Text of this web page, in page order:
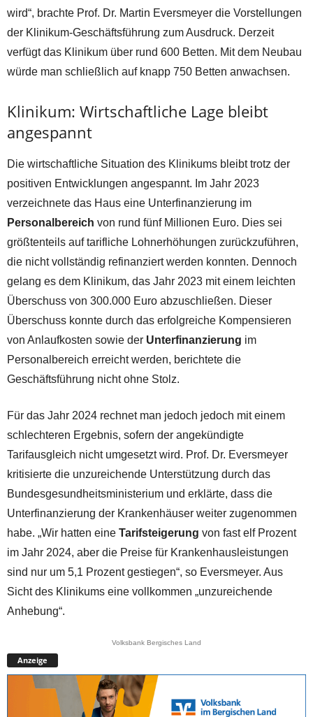
wird“, brachte Prof. Dr. Martin Eversmeyer die Vorstellungen
der Klinikum-Geschäftsführung zum Ausdruck. Derzeit
verfügt das Klinikum über rund 600 Betten. Mit dem Neubau
würde man schließlich auf knapp 750 Betten anwachsen.
Klinikum: Wirtschaftliche Lage bleibt
angespannt
Die wirtschaftliche Situation des Klinikums bleibt trotz der
positiven Entwicklungen angespannt. Im Jahr 2023
verzeichnete das Haus eine Unterfinanzierung im
Personalbereich von rund fünf Millionen Euro. Dies sei
größtenteils auf tarifliche Lohnerhöhungen zurückzuführen,
die nicht vollständig refinanziert werden konnten. Dennoch
gelang es dem Klinikum, das Jahr 2023 mit einem leichten
Überschuss von 300.000 Euro abzuschließen. Dieser
Überschuss konnte durch das erfolgreiche Kompensieren
von Anlaufkosten sowie der Unterfinanzierung im
Personalbereich erreicht werden, berichtete die
Geschäftsführung nicht ohne Stolz.
Für das Jahr 2024 rechnet man jedoch jedoch mit einem
schlechteren Ergebnis, sofern der angekündigte
Tarifausgleich nicht umgesetzt wird. Prof. Dr. Eversmeyer
kritisierte die unzureichende Unterstützung durch das
Bundesgesundheitsministerium und erklärte, dass die
Unterfinanzierung der Krankenhäuser weiter zugenommen
habe. „Wir hatten eine Tarifsteigerung von fast elf Prozent
im Jahr 2024, aber die Preise für Krankenhausleistungen
sind nur um 5,1 Prozent gestiegen“, so Eversmeyer. Aus
Sicht des Klinikums eine vollkommen „unzureichende
Anhebung“.
Volksbank Bergisches Land
Anzeige